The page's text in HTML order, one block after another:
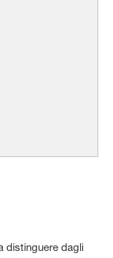
distinguere dagli